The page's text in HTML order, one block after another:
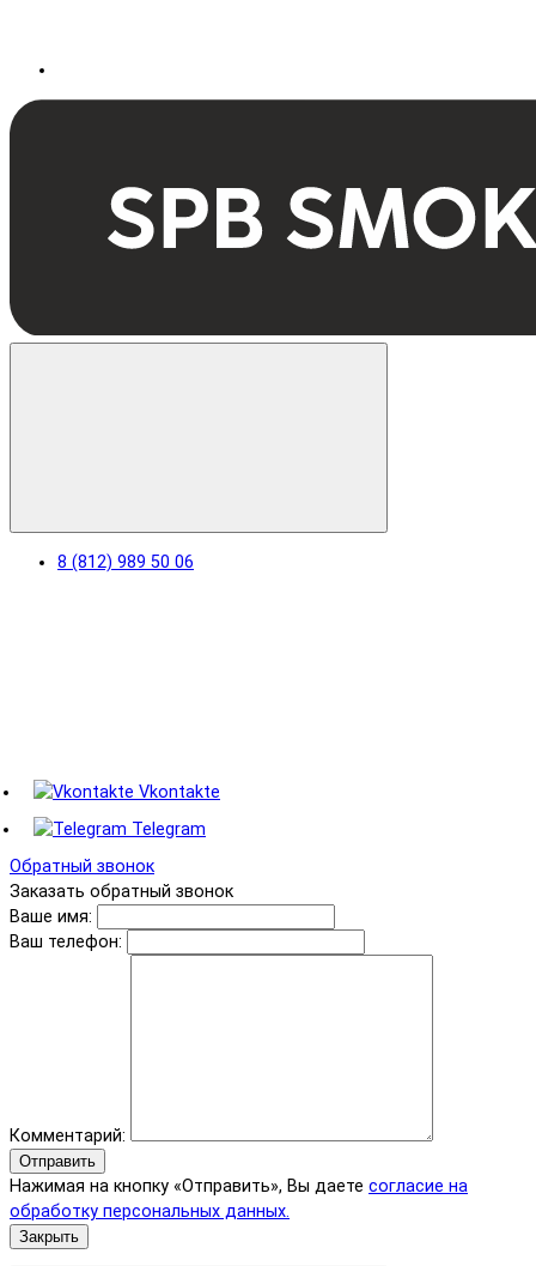
8 (812) 989 50 06
Vkontakte
Telegram
Обратный звонок
Заказать обратный звонок
Ваше имя:
Ваш телефон:
Комментарий:
Отправить
Нажимая на кнопку «Отправить», Вы даете согласие на
обработку персональных данных.
Закрыть